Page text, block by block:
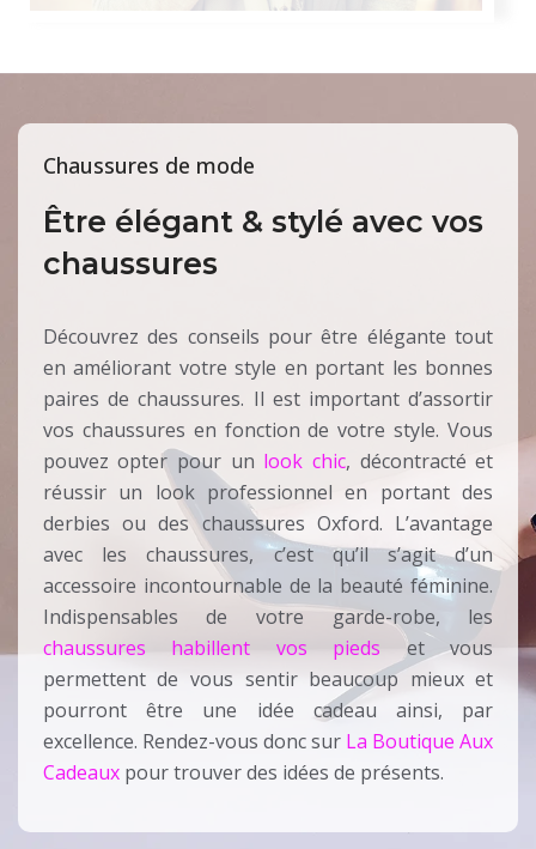
Chaussures de mode
Être élégant & stylé avec vos
chaussures
Découvrez des conseils pour être élégante tout
en améliorant votre style en portant les bonnes
paires de chaussures. Il est important d’assortir
vos chaussures en fonction de votre style. Vous
pouvez opter pour un look chic, décontracté et
réussir un look professionnel en portant des
derbies ou des chaussures Oxford. L’avantage
avec les chaussures, c’est qu’il s’agit d’un
accessoire incontournable de la beauté féminine.
Indispensables de votre garde-robe, les
chaussures habillent vos pieds et vous
permettent de vous sentir beaucoup mieux et
pourront être une idée cadeau ainsi, par
excellence. Rendez-vous donc sur La Boutique Aux
Cadeauxpour trouver des idées de présents.